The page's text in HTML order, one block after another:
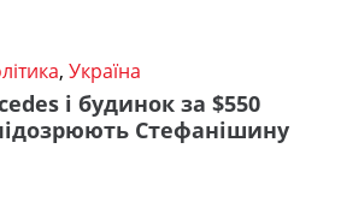
, Україна
і будинок за $550
Стефанішину